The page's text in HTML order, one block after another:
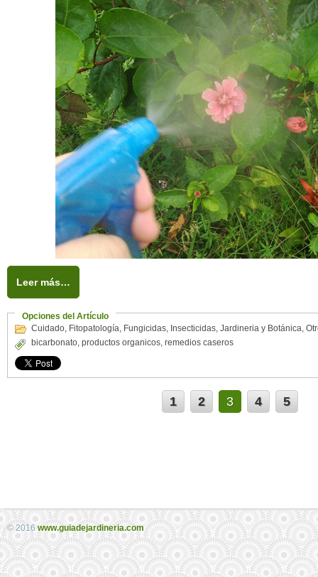
Leer más…
Opciones del Artículo
Cuidado, Fitopatología, Fungicidas, Insecticidas, Jardineria y Botánica,
bicarbonato, productos organicos, remedios caseros
1 2 3 4 5
© 2016www.guiadejardineria.com